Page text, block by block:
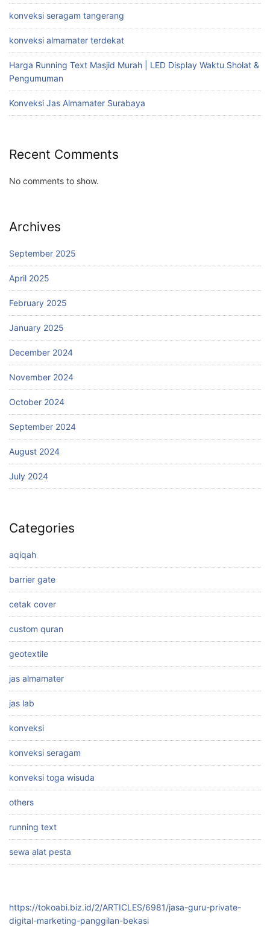
konveksi seragam tangerang
konveksi almamater terdekat
Harga Running Text Masjid Murah | LED Display Waktu Sholat &
Pengumuman
Konveksi Jas Almamater Surabaya
Recent Comments
No comments to show.
Archives
September 2025
April 2025
February 2025
January 2025
December 2024
November 2024
October 2024
September 2024
August 2024
July 2024
Categories
aqiqah
barrier gate
cetak cover
custom quran
geotextile
jas almamater
jas lab
konveksi
konveksi seragam
konveksi toga wisuda
others
running text
sewa alat pesta
https://tokoabi.biz.id/2/ARTICLES/6981/jasa-guru-private-
digital-marketing-panggilan-bekasi